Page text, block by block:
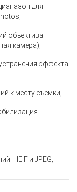
для
объектива
камера);
эффекта
к месту съёмки;
HEIF и JPEG;